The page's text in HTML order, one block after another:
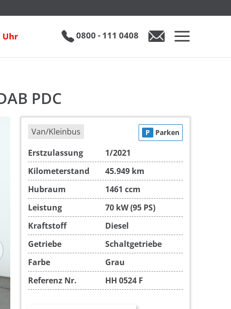
Uhr 0800 - 111 0408
PDC
Van/Kleinbus P Parken
Erstzulassung
1/2021
Kilometerstand
45.949 km
Hubraum
1461 ccm
Leistung
70 kW (95 PS)
Kraftstoff
Diesel
Getriebe
Schaltgetriebe
Farbe
Grau
Referenz Nr.
HH 0524 F